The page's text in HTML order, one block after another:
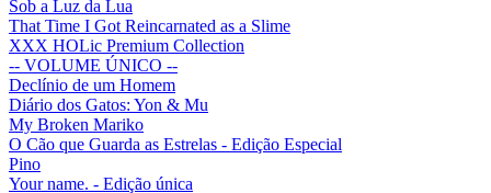
Sob a Luz da Lua
That Time I Got Reincarnated as a Slime
XXX HOLic Premium Collection
-- VOLUME ÚNICO --
Declínio de um Homem
Diário dos Gatos: Yon & Mu
My Broken Mariko
O Cão que Guarda as Estrelas - Edição Especial
Pino
Your name. - Edição única